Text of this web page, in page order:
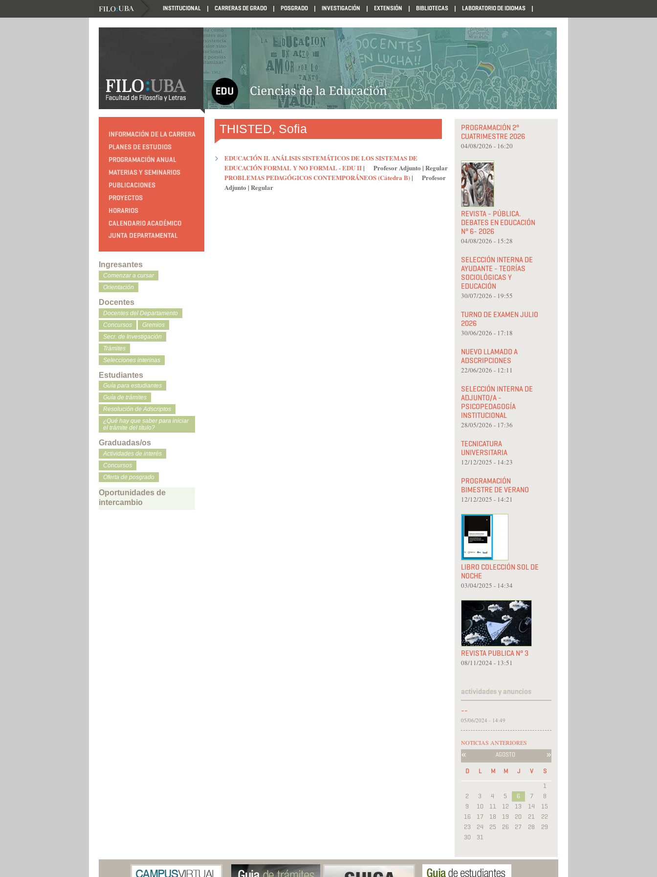
INSTITUCIONAL CARRERAS DE GRADO POSGRADO INVESTIGACIÓN EXTENSIÓN BIBLIOTECAS LABORATORIO DE IDIOMAS
HTTP://EDUCACION.FILO.UBA.AR/PROGRAMACION1985
INFORMACIÓN DE LA CARRERA
PLANES DE ESTUDIOS
PROGRAMACIÓN ANUAL
MATERIAS Y SEMINARIOS
PUBLICACIONES
PROYECTOS
HORARIOS
CALENDARIO ACADÉMICO
JUNTA DEPARTAMENTAL
Ingresantes
Comenzar a cursar
Orientación
Docentes
Docentes del Departamento
Concursos
Gremios
Secr. de Investigación
Trámites
Selecciones interinas
Estudiantes
Guía para estudiantes
Guía de trámites
Resolución de Adscriptos
¿Qué hay que saber para iniciar
el trámite del título?
Graduadas/os
Actividades de interés
Concursos
Oferta de posgrado
Oportunidades de
intercambio
PROGRAMACIÓN 2°
CUATRIMESTRE 2026
04/08/2026 - 16:20
REVISTA - PÚBLICA.
DEBATES EN EDUCACIÓN
N° 6- 2026
04/08/2026 - 15:28
SELECCIÓN INTERNA DE
AYUDANTE - TEORÍAS
SOCIOLÓGICAS Y
EDUCACIÓN
30/07/2026 - 19:55
TURNO DE EXAMEN JULIO
2026
30/06/2026 - 17:18
NUEVO LLAMADO A
ADSCRIPCIONES
22/06/2026 - 12:11
SELECCIÓN INTERNA DE
ADJUNTO/A -
PSICOPEDAGOGÍA
INSTITUCIONAL
28/05/2026 - 17:36
TECNICATURA
UNIVERSITARIA
12/12/2025 - 14:23
PROGRAMACIÓN
BIMESTRE DE VERANO
12/12/2025 - 14:21
LIBRO COLECCIÓN SOL DE
NOCHE
03/04/2025 - 14:34
REVISTA PUBLICA N° 3
08/11/2024 - 13:51
actividades y anuncios
--
05/06/2024 - 14:49
NOTICIAS ANTERIORES
« AGOSTO »
D L M M J V
S
1
2
3 4 5 6 7
8
9
10 11 12 13 14
15
16
17 18 19 20 21
22
23
24 25 26 27 28
29
30
31
THISTED, Sofia
EDUCACIÓN II. ANÁLISIS SISTEMÁTICOS DE LOS SISTEMAS DE
EDUCACIÓN FORMAL Y NO FORMAL - EDU II| Profesor Adjunto | Regular
PROBLEMAS PEDAGÓGICOS CONTEMPORÁNEOS (Cátedra B)|
Profesor
Adjunto | Regular